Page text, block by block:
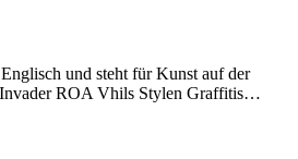
und steht für Kunst auf der
ROA Vhils Stylen Graffitis…